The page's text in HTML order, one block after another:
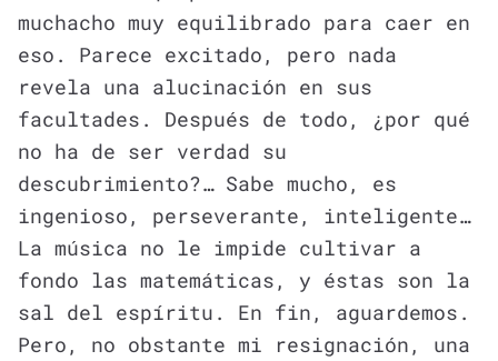
muchacho muy equilibrado para caer en
eso. Parece excitado, pero nada
revela una alucinación en sus
facultades. Después de todo, ¿por qué
no ha de ser verdad su
descubrimiento?… Sabe mucho, es
ingenioso, perseverante, inteligente…
La música no le impide cultivar a
fondo las matemáticas, y éstas son la
sal del espíritu. En fin, aguardemos.
Pero, no obstante mi resignación, una